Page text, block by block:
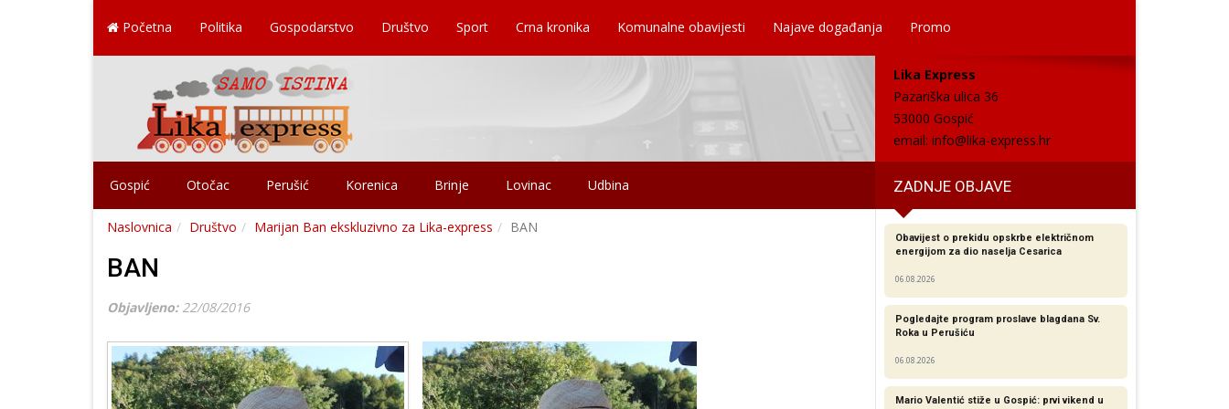
Početna Politika Gospodarstvo Društvo Sport Crna kronika Komunalne obavijesti Najave događanja Promo
Lika Express
Pazariška ulica 36
53000 Gospić
email: info@lika-express.hr
Gospić Otočac Perušić Korenica Brinje Lovinac Udbina ZADNJE OBJAVE
Naslovnica Društvo Marijan Ban ekskluzivno za Lika-express BAN
BAN
Objavljeno: 22/08/2016
Obavijest o prekidu opskrbe električnom
energijom za dio naselja Cesarica
06.08.2026
Pogledajte program proslave blagdana Sv.
Roka u Perušiću
06.08.2026
Mario Valentić stiže u Gospić: prvi vikend u